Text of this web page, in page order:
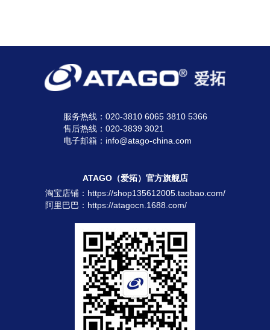
服务热线：020-3810 6065 3810 5366
售后热线：020-3839 3021
电子邮箱：info@atago-china.com
ATAGO（爱拓）官方旗舰店
淘宝店铺： https://shop135612005.taobao.com/
阿里巴巴： https://atagocn.1688.com/